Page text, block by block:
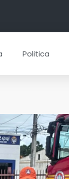
Politica